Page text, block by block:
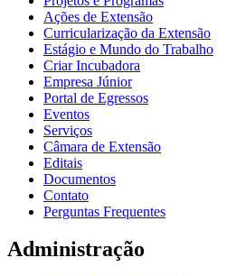
Ações de Extensão
Curricularização da Extensão
Estágio e Mundo do Trabalho
Criar Incubadora
Empresa Júnior
Portal de Egressos
Eventos
Serviços
Câmara de Extensão
Editais
Documentos
Contato
Perguntas Frequentes
Administração